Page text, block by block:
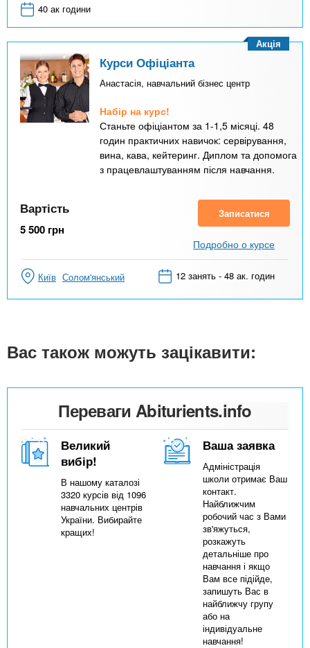
40 ак години
Курси Офіціанта
Анастасія, навчальний бізнес центр
Набір на курс!
Станьте офіціантом за 1-1,5 місяці. 48
годин практичних навичок: сервірування,
вина, кава, кейтеринг. Диплом та допомога
з працевлаштуванням після навчання.
Акція
Вартість
5 500 грн
Записатися
Подробно о курсе
Київ Солом'янський 12 занять - 48 ак. годин
Вас також можуть зацікавити:
Переваги Abiturients.info
Великий
вибір!
В нашому каталозі
3320 курсів від 1096
навчальних центрів
України. Вибирайте
кращих!
Ваша заявка
Адміністрація
школи отримає Ваш
контакт.
Найближчим
робочий час з Вами
зв'яжуться,
розкажуть
детальніше про
навчання і якщо
Вам все підійде,
запишуть Вас в
найближчу групу
або на
індивідуальне
навчання!